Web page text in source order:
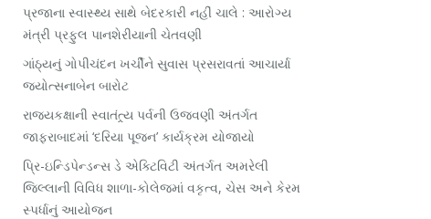
પ્રજાના સ્વાસ્થ્ય સાથે બેદરકારી નહીં ચાલે : આરોગ્ય
મંત્રી પ્રફુલ પાનશેરીયાની ચેતવણી
ગાંઠ્યનું ગોપીચંદન ખર્ચીને સુવાસ પ્રસરાવતાં આચાર્યા
જ્યોત્સનાબેન બારોટ
રાજ્યકક્ષાની સ્વાતંત્ર્ય પર્વની ઉજવણી અંતર્ગત
જાફરાબાદમાં ‘દરિયા પૂજન’ કાર્યક્રમ યોજાયો
પ્રિ-ઇન્ડિપેન્ડન્સ ડે એક્ટિવિટી અંતર્ગત અમરેલી
જિલ્લાની વિવિધ શાળા-કોલેજમાં વકૃત્વ, ચેસ અને કેરમ
સ્પર્ધાનું આયોજન